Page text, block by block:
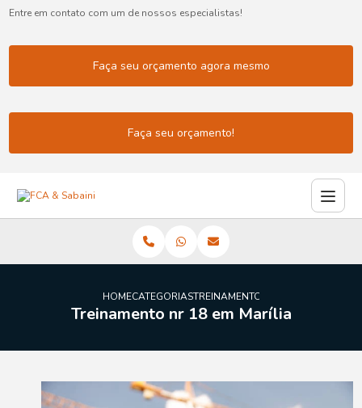
Entre em contato com um de nossos especialistas!
Faça seu orçamento agora mesmo
Faça seu orçamento!
HOMECATEGORIASTREINAMENTO NR 18 MARILIA
Treinamento nr 18 em Marília